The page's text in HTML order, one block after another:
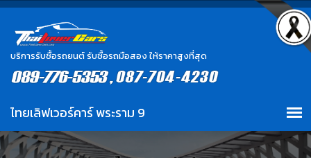
บริการรับซื้อรถยนต์ รับซื้อรถมือสอง ให้ราคาสูงที่สุด